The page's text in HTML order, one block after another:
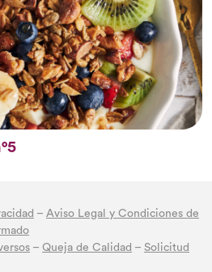
– Aviso Legal y Condiciones de
– Queja de Calidad – Solicitud